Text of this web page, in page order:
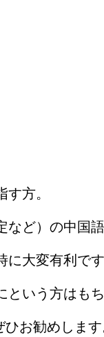
方。
など）の中国
に大変有利で
という方はも
お勧めします